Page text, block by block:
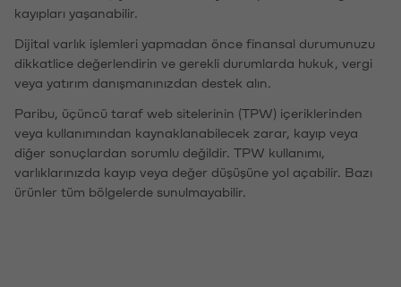
kayıpları yaşanabilir.
Dijital varlık işlemleri yapmadan önce finansal durumunuzu
dikkatlice değerlendirin ve gerekli durumlarda hukuk, vergi
veya yatırım danışmanınızdan destek alın.
Paribu, üçüncü taraf web sitelerinin (TPW) içeriklerinden
veya kullanımından kaynaklanabilecek zarar, kayıp veya
diğer sonuçlardan sorumlu değildir. TPW kullanımı,
varlıklarınızda kayıp veya değer düşüşüne yol açabilir. Bazı
ürünler tüm bölgelerde sunulmayabilir.